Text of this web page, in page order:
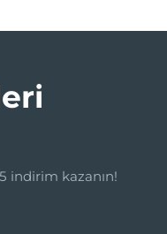
indirim kazanın!